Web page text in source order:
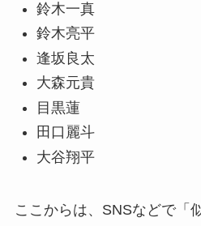
鈴木一真
鈴木亮平
逢坂良太
大森元貴
目黒蓮
田口麗斗
大谷翔平
ここからは、SNSなどで「